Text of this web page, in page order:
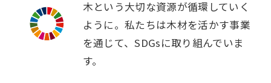
木という大切な資源が循環していく
ように。私たちは木材を活かす事業
を通じて、SDGsに取り組んでいま
す。